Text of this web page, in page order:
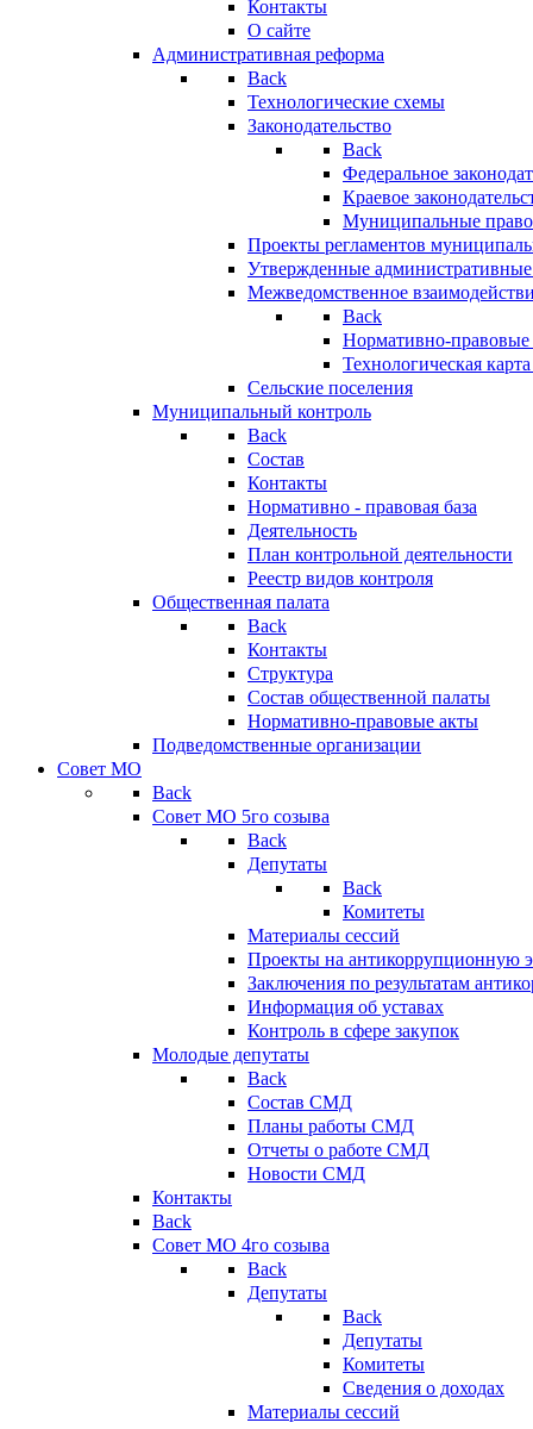
Контакты
О сайте
Административная реформа
Back
Технологические схемы
Законодательство
Back
Федеральное
Краевое
Муниципальные
Проекты регламентов
Утвержденные
Межведомственное
Back
Нормативно-правовые
Технологическая
Сельские поселения
Муниципальный контроль
Back
Состав
Контакты
Нормативно - правовая база
Деятельность
План контрольной деятельности
Реестр видов контроля
Общественная палата
Back
Контакты
Структура
Состав общественной палаты
Нормативно-правовые акты
Подведомственные организации
Совет МО
Back
Совет МО 5го созыва
Back
Депутаты
Back
Комитеты
Материалы сессий
Проекты на антикоррупционную
Заключения по результатам
Информация об уставах
Контроль в сфере закупок
Молодые депутаты
Back
Состав СМД
Планы работы СМД
Отчеты о работе СМД
Новости СМД
Контакты
Back
Совет МО 4го созыва
Back
Депутаты
Back
Депутаты
Комитеты
Сведения о доходах
Материалы сессий